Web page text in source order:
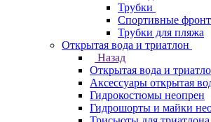
Трубки
Спортивные
Трубки для пляжа
Открытая вода и триатлон
Назад
Открытая вода и
Аксессуары открытая
Гидрокостюмы неопрен
Гидрошорты и майки